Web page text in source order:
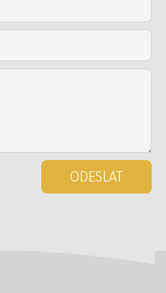
ODESLAT